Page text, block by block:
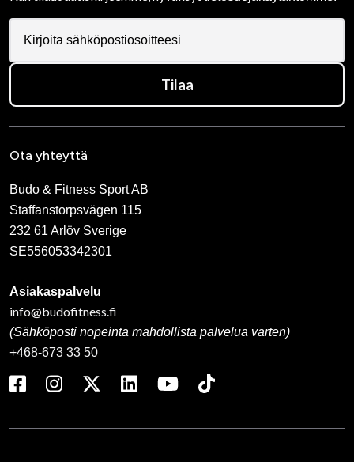
Tilaa
Ota yhteyttä
Budo & Fitness Sport AB
Staffanstorpsvägen 115
232 61 Arlöv Sverige
SE556053342301
Asiakaspalvelu
info@budofitness.fi
(Sähköposti nopeinta mahdollista palvelua varten)
+468-673 33 50